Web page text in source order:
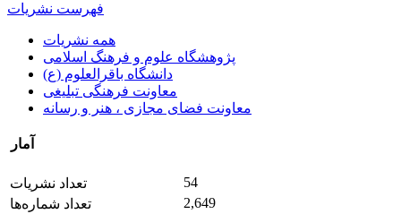
فهرست نشریات
همه نشریات
پژوهشگاه علوم و فرهنگ اسلامی
دانشگاه باقرالعلوم (ع)
معاونت فرهنگی تبلیغی
معاونت فضای مجازی ، هنر و رسانه
آمار
تعداد نشریات
54
تعداد شماره‌ها
2,649